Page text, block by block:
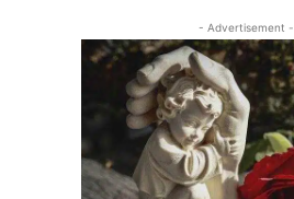
- Advertisement -